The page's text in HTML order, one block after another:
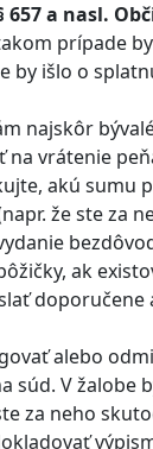
657 a nasl.
prípade
by išlo o
najskôr
na vrátenie
akú sumu
že ste za
ak
doporučene
alebo
súd. V žalobe
za neho